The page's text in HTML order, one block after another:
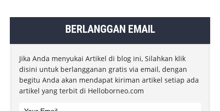
BERLANGGAN EMAIL
Jika Anda menyukai Artikel di blog ini, Silahkan klik
disini untuk berlangganan gratis via email, dengan
begitu Anda akan mendapat kiriman artikel setiap ada
artikel yang terbit di Helloborneo.com